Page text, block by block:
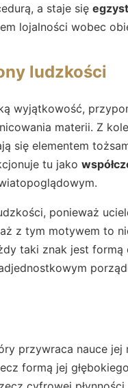
a staje się
lojalności wobec
ludzkości
wyjątkowość,
materii. Z
się elementem
tu jako
ponieważ
z tym motywem to
taki znak jest
przywraca nauce jej
formą jej